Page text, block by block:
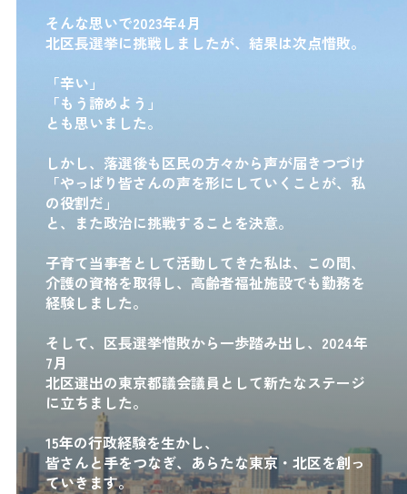
そんな思いで2023年4月
北区長選挙に挑戦しましたが、結果は次点惜敗。
「辛い」
「もう諦めよう」
とも思いました。
しかし、落選後も区民の方々から声が届きつづけ
「やっぱり皆さんの声を形にしていくことが、私
の役割だ」
と、また政治に挑戦することを決意。
子育て当事者として活動してきた私は、この間、
介護の資格を取得し、高齢者福祉施設でも勤務を
経験しました。
そして、区長選挙惜敗から一歩踏み出し、2024年
7月
北区選出の東京都議会議員として新たなステージ
に立ちました。
15年の行政経験を生かし、
皆さんと手をつなぎ、あらたな東京・北区を創っ
ていきます。